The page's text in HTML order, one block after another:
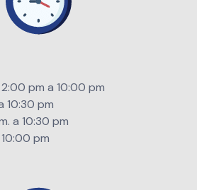
pm a 10:00 pm
10:30 pm
a 10:30 pm
pm